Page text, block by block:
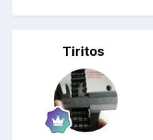
Tiritos